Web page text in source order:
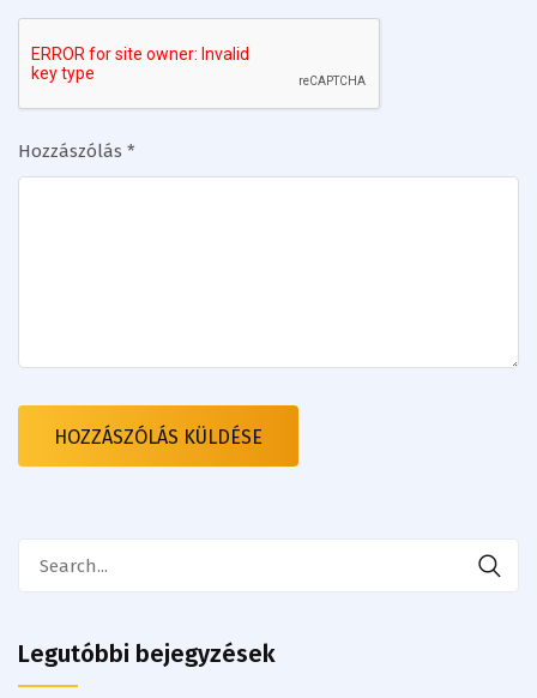
Hozzászólás *
Legutóbbi bejegyzések